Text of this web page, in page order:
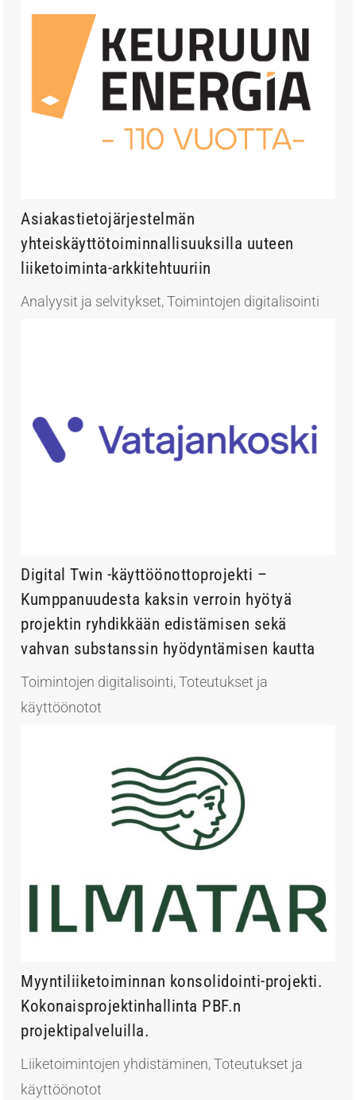
Asiakastietojärjestelmän
yhteiskäyttötoiminnallisuuksilla uuteen
liiketoiminta-arkkitehtuuriin
Analyysit ja selvitykset,Toimintojen digitalisointi
Digital Twin -käyttöönottoprojekti –
Kumppanuudesta kaksin verroin hyötyä
projektin ryhdikkään edistämisen sekä
vahvan substanssin hyödyntämisen kautta
Toimintojen digitalisointi,Toteutukset ja
käyttöönotot
Myyntiliiketoiminnan konsolidointi-projekti.
Kokonaisprojektinhallinta PBF.n
projektipalveluilla.
Liiketoimintojen yhdistäminen,Toteutukset ja
käyttöönotot